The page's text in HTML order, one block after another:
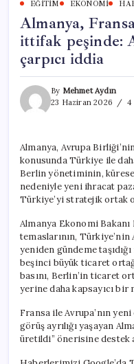
EĞITIM EKONOMI
Almanya,
ittifak peşinde:
çarpıcı iddia
By Mehmet Aydın
23 Haziran 2026
4
Almanya, Avrupa
konusunda Türkiye ile
Berlin yönetiminin,
nedeniyle yeni ihracat
Türkiye’yi stratejik ortak
Almanya Ekonomi
temaslarının,
yeniden gündeme
beşinci büyük ticaret
basını, Berlin’in ticaret
yerine daha kapsayıcı bir
Fransa ile Avrupa’nın
görüş ayrılığı yaşayan
üretildi” önerisine destek